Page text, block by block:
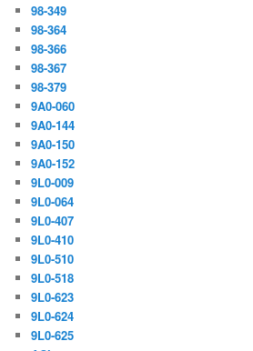
98-349
98-364
98-366
98-367
98-379
9A0-060
9A0-144
9A0-150
9A0-152
9L0-009
9L0-064
9L0-407
9L0-410
9L0-510
9L0-518
9L0-623
9L0-624
9L0-625